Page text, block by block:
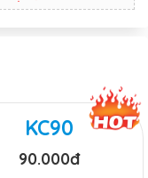
KC90
90.000đ